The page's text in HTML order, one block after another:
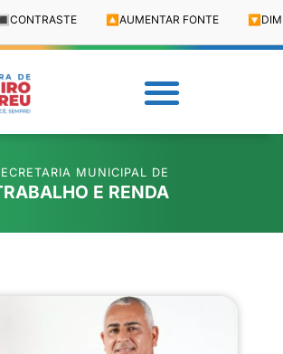
🔳 CONTRASTE 🔼 AUMENTAR FONTE 🔽
MUNICIPAL DE
E RENDA